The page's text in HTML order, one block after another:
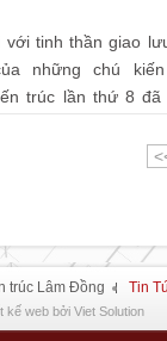
với tinh thần giao
những chú
trúc lần thứ 8 đã
trúc Lâm Đồng Tin
kế webbởi Viet Solution